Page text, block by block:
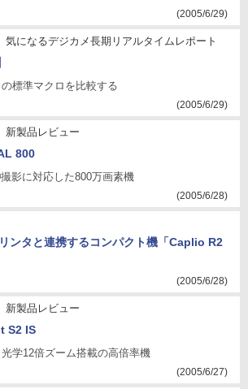
(2005/6/29)
気になるデジカメ長期リアルタイムレポート
標準マクロを比較する
(2005/6/29)
新製品レビュー
800
影に対応した800万画素機
(2005/6/28)
ンタと連携するコンパクト機「Caplio R2
(2005/6/28)
新製品レビュー
S2 IS
学12倍ズーム搭載の高倍率機
(2005/6/27)